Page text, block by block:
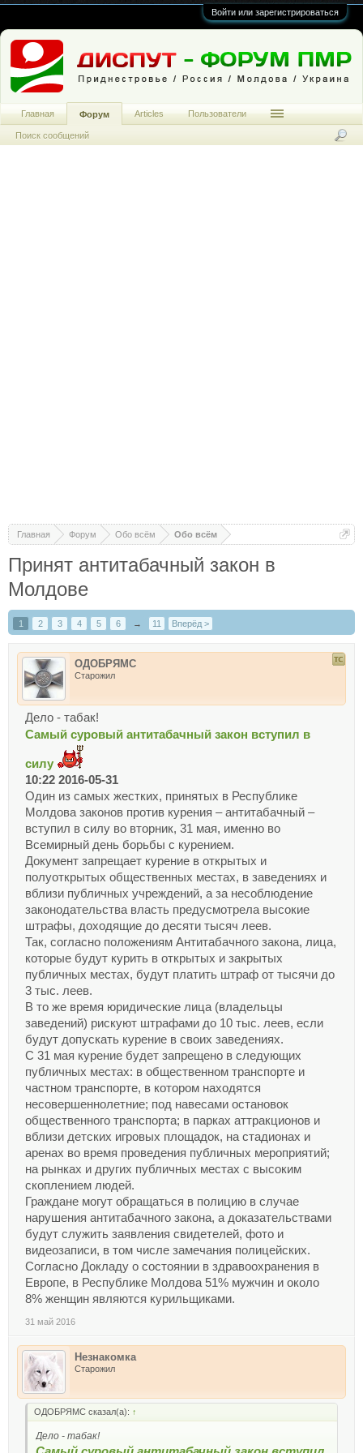
Войти или зарегистрироваться
Главная Форум Обо всём Обо всём
Принят антитабачный закон в
Молдове
1 2 3 4 5 6 → 11 Вперёд >
ОДОБРЯМС
Старожил
Дело - табак!
Самый суровый антитабачный закон вступил в
силу
10:22 2016-05-31
Один из самых жестких, принятых в Республике
Молдова законов против курения – антитабачный –
вступил в силу во вторник, 31 мая, именно во
Всемирный день борьбы с курением.
Документ запрещает курение в открытых и
полуоткрытых общественных местах, в заведениях и
вблизи публичных учреждений, а за несоблюдение
законодательства власть предусмотрела высокие
штрафы, доходящие до десяти тысяч леев.
Так, согласно положениям Антитабачного закона, лица,
которые будут курить в открытых и закрытых
публичных местах, будут платить штраф от тысячи до
3 тыс. леев.
В то же время юридические лица (владельцы
заведений) рискуют штрафами до 10 тыс. леев, если
будут допускать курение в своих заведениях.
С 31 мая курение будет запрещено в следующих
публичных местах: в общественном транспорте и
частном транспорте, в котором находятся
несовершеннолетние; под навесами остановок
общественного транспорта; в парках аттракционов и
вблизи детских игровых площадок, на стадионах и
аренах во время проведения публичных мероприятий;
на рынках и других публичных местах с высоким
скоплением людей.
Граждане могут обращаться в полицию в случае
нарушения антитабачного закона, а доказательствами
будут служить заявления свидетелей, фото и
видеозаписи, в том числе замечания полицейских.
Согласно Докладу о состоянии в здравоохранения в
Европе, в Республике Молдова 51% мужчин и около
8% женщин являются курильщиками.
31 май 2016
Незнакомка
Старожил
ОДОБРЯМС сказал(а): ↑
Дело - табак!
Главная Форум
Поиск сообщений
Articles Пользователи